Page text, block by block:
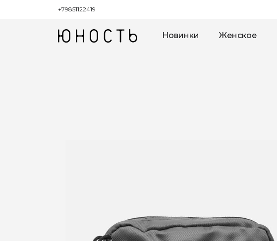
+79851122419
Новинки Женское